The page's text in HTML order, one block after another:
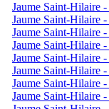
Jaume Saint-Hilaire
Jaume Saint-Hilaire
Jaume Saint-Hilaire
Jaume Saint-Hilaire
Jaume Saint-Hilaire
Jaume Saint-Hilaire
Jaume Saint-Hilaire
Jaume Saint-Hilaire